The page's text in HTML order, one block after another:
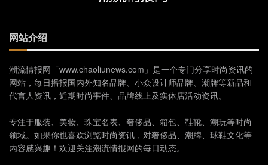
网站介绍
潮流情报网「www.chaoliunews.com」是一个专门分享时尚资讯的
网站，每日播报国内外知名品牌、小众设计师品牌、潮牌等新品和
代言人资讯，近期时尚事件、品牌线上及实体店活动资讯。
专注于服装、美妆、珠宝名表、奢侈品、箱包、鞋靴、潮玩等时尚
领域。如果你也喜欢浏览时尚资讯，对奢侈品、潮牌、球鞋文化等
内容感兴趣！欢迎关注潮流情报网的每日动态。